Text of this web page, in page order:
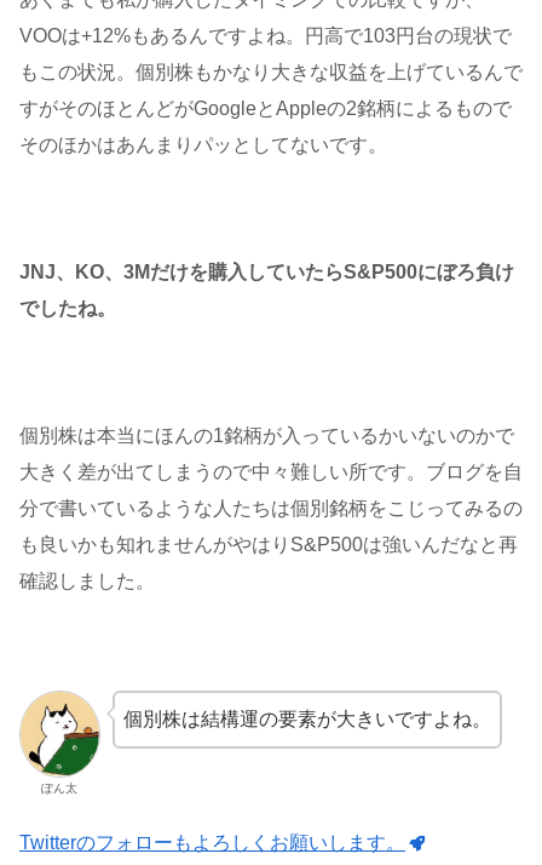
VOOは+12%もあるんですよね。円高で103円台の現状で
もこの状況。個別株もかなり大きな収益を上げているんで
すがそのほとんどがGoogleとAppleの2銘柄によるもので
そのほかはあんまりパッとしてないです。
JNJ、KO、3Mだけを購入していたらS&P500にぼろ負け
でしたね。
個別株は本当にほんの1銘柄が入っているかいないのかで
大きく差が出てしまうので中々難しい所です。ブログを自
分で書いているような人たちは個別銘柄をこじってみるの
も良いかも知れませんがやはりS&P500は強いんだなと再
確認しました。
ぽん太
個別株は結構運の要素が大きいですよね。
Twitterのフォローもよろしくお願いします。